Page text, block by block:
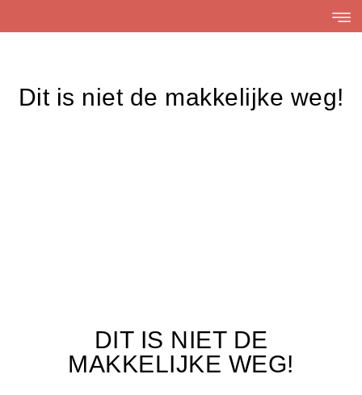
to
Dit is niet de makkelijke weg!
DIT IS NIET DE
MAKKELIJKE WEG!